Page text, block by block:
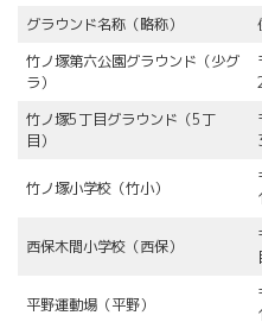
グラウンド名称（略称）
竹ノ塚第六公園グラウンド（少グ
ラ）
竹ノ塚5丁目グラウンド（5丁
目）
竹ノ塚小学校（竹小）
1
西保木間小学校（西保）
平野運動場（平野）
1